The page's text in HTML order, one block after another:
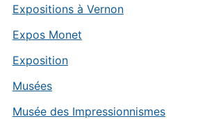
Expositions à Vernon
Expos Monet
Exposition
Musées
Musée des Impressionnismes